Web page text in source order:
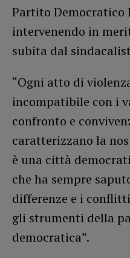
Partito Democratico
intervenendo in
subita dal
“Ogni atto di
incompatibile con i
confronto e
caratterizzano la
è una città
che ha sempre
differenze e i
gli strumenti della
democratica”.